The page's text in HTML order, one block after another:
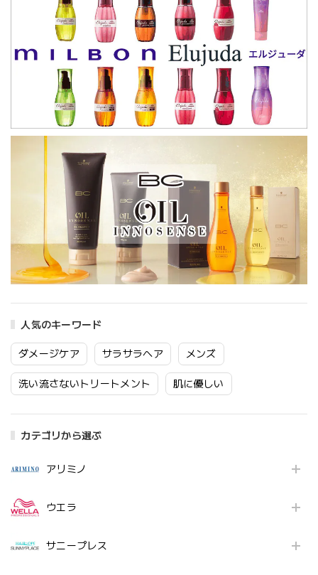
人気のキーワード
ダメージケア サラサラヘア メンズ
洗い流さないトリートメント 肌に優しい
カテゴリから選ぶ
アリミノ
ウエラ
サニープレス